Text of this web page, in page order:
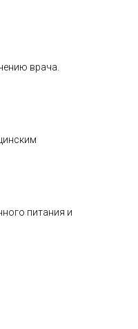
врача.
питания и